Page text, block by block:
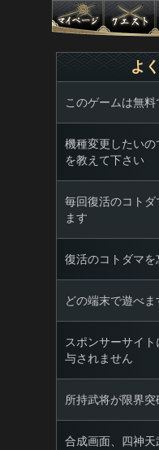
よ
このゲームは無料
機種変更したい
を教えて下さい
毎回復活のコト
ます
復活のコトダマ
どの端末で遊べま
スポンサーサイ
与されません
所持武将が限界
合成画面、四神天